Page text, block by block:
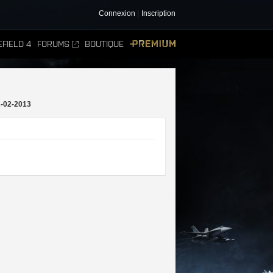
Connexion Inscription
4 FORUMS BOUTIQUE
02-2013